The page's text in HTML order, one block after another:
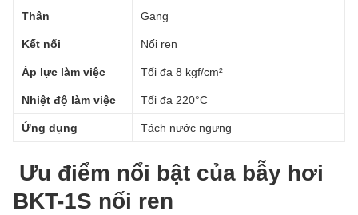
Thân Gang
Kết nối Nối ren
Áp lực làm việc Tối đa 8 kgf/cm²
Nhiệt độ làm việc Tối đa 220°C
Ứng dụng Tách nước ngưng
Ưu điểm nổi bật của bẫy hơi
BKT-1S nối ren